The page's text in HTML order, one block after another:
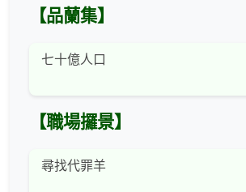
【品蘭集】
七十億人口
【職場攞景】
尋找代罪羊